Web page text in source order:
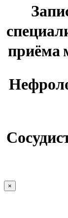
приёма
×